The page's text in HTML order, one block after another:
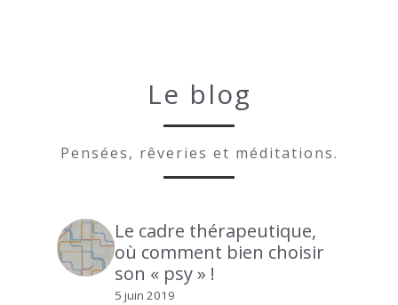
Le blog
Pensées, rêveries et méditations.
Le cadre thérapeutique,
où comment bien choisir
son « psy » !
5 juin 2019